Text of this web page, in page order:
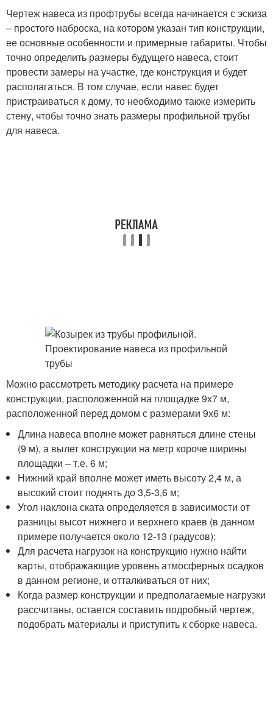
Чертеж навеса из профтрубы всегда начинается с эскиза
– простого наброска, на котором указан тип конструкции,
ее основные особенности и примерные габариты. Чтобы
точно определить размеры будущего навеса, стоит
провести замеры на участке, где конструкция и будет
располагаться. В том случае, если навес будет
пристраиваться к дому, то необходимо также измерить
стену, чтобы точно знать размеры профильной трубы
для навеса.
Можно рассмотреть методику расчета на примере
конструкции, расположенной на площадке 9х7 м,
расположенной перед домом с размерами 9х6 м:
Длина навеса вполне может равняться длине стены
(9 м), а вылет конструкции на метр короче ширины
площадки – т.е. 6 м;
Нижний край вполне может иметь высоту 2,4 м, а
высокий стоит поднять до 3,5-3,6 м;
Угол наклона ската определяется в зависимости от
разницы высот нижнего и верхнего краев (в данном
примере получается около 12-13 градусов);
Для расчета нагрузок на конструкцию нужно найти
карты, отображающие уровень атмосферных осадков
в данном регионе, и отталкиваться от них;
Когда размер конструкции и предполагаемые нагрузки
рассчитаны, остается составить подробный чертеж,
подобрать материалы и приступить к сборке навеса.